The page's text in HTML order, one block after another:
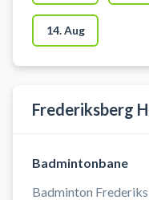
Kastrup Magleby
af de bedste steder
badminton ved
Ketcher kan lånes
hos inspektørerne.
hos inspektørerne.
14. Aug
Frederiksberg
Badmintonbane
Badminton